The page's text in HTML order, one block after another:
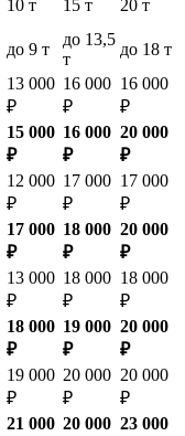
10 т 15 т 20 т
до 9 т
до 13,5
т
до 18 т
13 000
₽
16 000
₽
16 000
₽
15 000
₽
16 000
₽
20 000
₽
12 000
₽
17 000
₽
17 000
₽
17 000
₽
18 000
₽
20 000
₽
13 000
₽
18 000
₽
18 000
₽
18 000
₽
19 000
₽
20 000
₽
19 000
₽
20 000
₽
20 000
₽
21 000 20 000 23 000